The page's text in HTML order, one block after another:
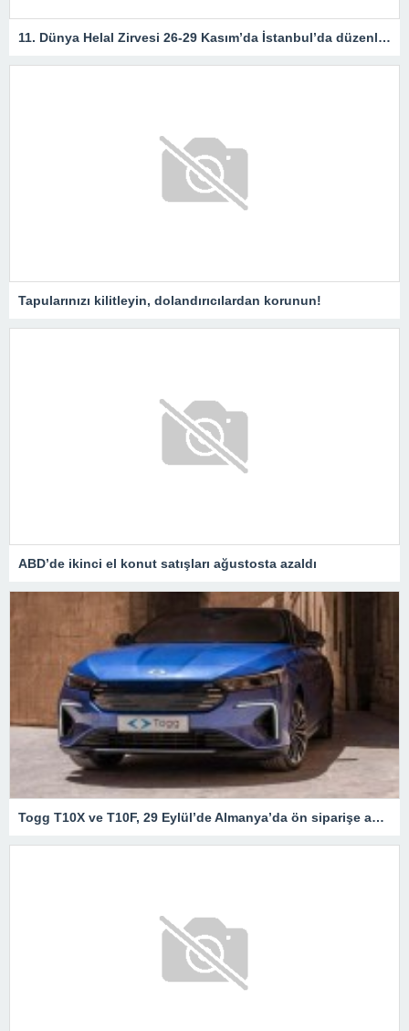
11. Dünya Helal Zirvesi 26-29 Kasım’da İstanbul’da düzenlenecek
Tapularınızı kilitleyin, dolandırıcılardan korunun!
ABD’de ikinci el konut satışları ağustosta azaldı
Togg T10X ve T10F, 29 Eylül’de Almanya’da ön siparişe açılacak